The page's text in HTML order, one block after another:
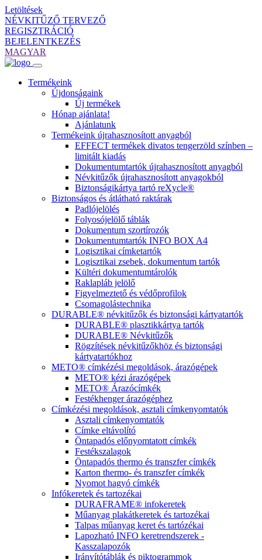
Letöltések
NÉVKITŰZŐ TERVEZŐ
REGISZTRÁCIÓ
BEJELENTKEZÉS
MAGYAR
Termékeink
Újdonságaink
Új termékek
Hónap ajánlata!
Ajánlatunk
Termékeink újrahasznosított anyagból
EFFECT termékek divatos tengerzöld színben –
limitált kiadás
Dokumentumtartók újrahasznosított anyagból
Névkitűzők újrahasznosított anyagokból
Biztonságikártya tartó reXycle®
Biztonságos és átlátható raktárak
Padlójelölés
Folyosójelölő táblák
Dokumentum szortírozók
Dokumentumtartók INFO BOX A4
Logisztikai címketartók
Logisztikai zsebek, dokumentum tartók
Kültéri dokumentumtárolók
Raklapláb jelölő
Figyelmeztető és védőprofilok
Csomagolástechnika
DURABLE® névkitűzők és biztonsági kártyatartók
DURABLE® plasztikkártya tartók
DURABLE® Névkitűzők
Rögzítések névkitűzőkhöz és biztonsági
kártyatartókhoz
METO® címkézési megoldások, árazógépek
METO® kézi árazógépek
METO® Árazócímkék
Festékhenger árazógéphez
Címkézési megoldások, asztali címkenyomtatók
Asztali címkenyomtatók
Címke eltávolító
Öntapadós előnyomtatott címkék
Festékszalagok
Öntapadós thermo és transzfer címkék
Karton thermo- és transzfer címkék
Nyomot hagyó címkék
Infókeretek és tartozékai
DURAFRAME® infokeretek
Műanyag plakátkeretek és tartozékai
Talpas műanyag keret és tartózékai
Lapozható INFO keretrendszerek -
Kasszalapozók
Irányítótáblák és piktogrammok